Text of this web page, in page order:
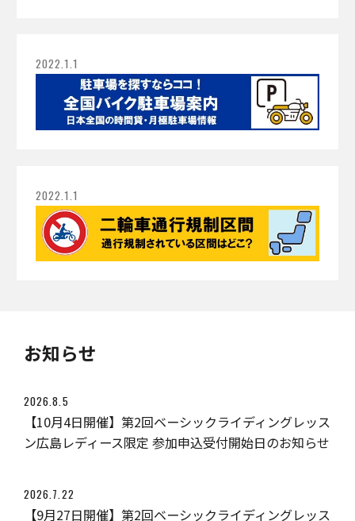
2022.1.1
2022.1.1
お知らせ
2026.8.5
【10月4日開催】第2回ベーシックライディングレッス
ン広島レディース限定 参加申込受付開始日のお知らせ
2026.7.22
【9月27日開催】第2回ベーシックライディングレッス